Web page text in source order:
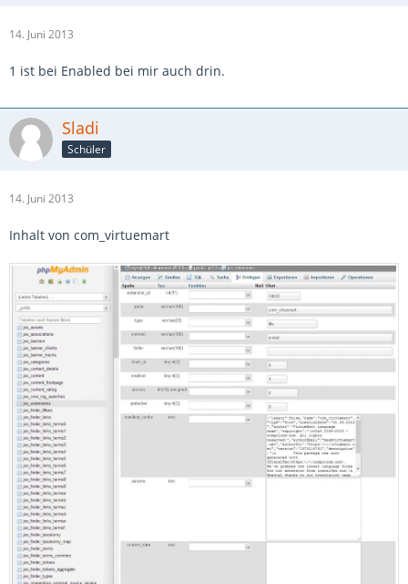
14. Juni 2013
1 ist bei Enabled bei mir auch drin.
Sladi
Schüler
14. Juni 2013
Inhalt von com_virtuemart